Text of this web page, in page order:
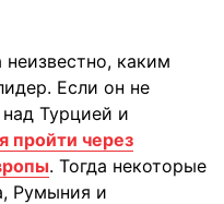
неизвестно, каким
Если он не
Турцией и
пройти через
. Тогда некоторые
Румыния и